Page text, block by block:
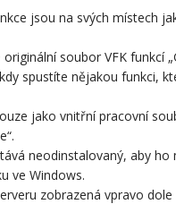
jsou na svých místech
soubor VFK funkcí
spustíte nějakou funkci,
jako vnitřní pracovní
neodinstalovaný, aby
ve Windows.
zobrazená vpravo dole